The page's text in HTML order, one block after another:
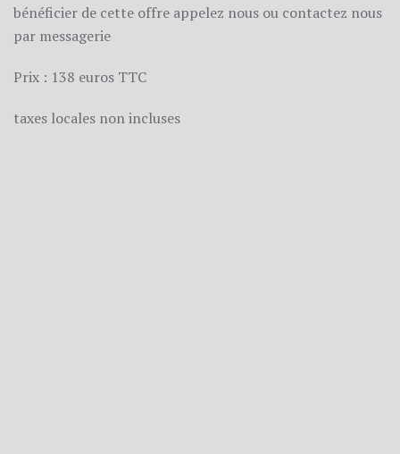
bénéficier de cette offre appelez nous ou contactez nous
par messagerie
Prix : 138 euros TTC
taxes locales non incluses